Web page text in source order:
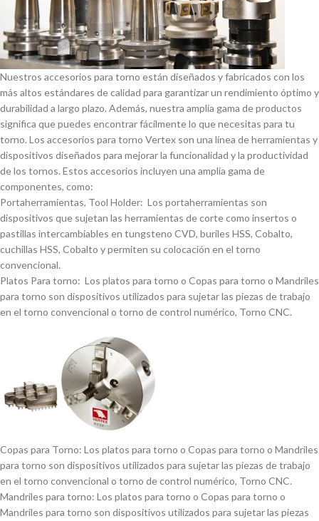
Nuestros accesorios para torno están diseñados y fabricados con los
más altos estándares de calidad para garantizar un rendimiento óptimo y
durabilidad a largo plazo. Además, nuestra amplia gama de productos
significa que puedes encontrar fácilmente lo que necesitas para tu
torno. Los accesorios para torno Vertex son una lí­nea de herramientas y
dispositivos diseñados para mejorar la funcionalidad y la productividad
de los tornos. Estos accesorios incluyen una amplia gama de
componentes, como:
Portaherramientas, Tool Holder: Los portaherramientas son
dispositivos que sujetan las herramientas de corte como insertos o
pastillas intercambiables en tungsteno CVD, buriles HSS, Cobalto,
cuchillas HSS, Cobalto y permiten su colocación en el torno
convencional.
Platos Para torno: Los platos para torno o Copas para torno o Mandriles
para torno son dispositivos utilizados para sujetar las piezas de trabajo
en el torno convencional o torno de control numérico, Torno CNC.
Copas para Torno: Los platos para torno o Copas para torno o Mandriles
para torno son dispositivos utilizados para sujetar las piezas de trabajo
en el torno convencional o torno de control numérico, Torno CNC.
Mandriles para torno: Los platos para torno o Copas para torno o
Mandriles para torno son dispositivos utilizados para sujetar las piezas